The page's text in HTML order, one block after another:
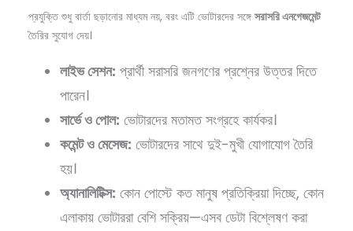
প্রযুক্তি শুধু বার্তা ছড়ানোর মাধ্যম নয়, বরং এটি ভোটারদের সঙ্গে সরাসরিএনগেজমেন্ট
তৈরির সুযোগ দেয়।
লাইভসেশন: প্রার্থী সরাসরি জনগণের প্রশ্নের উত্তর দিতে
পারেন।
সার্ভেওপোল: ভোটারদের মতামত সংগ্রহে কার্যকর।
কমেন্টওমেসেজ: ভোটারদের সাথে দুই-মুখী যোগাযোগ তৈরি
হয়।
অ্যানালিটিক্স: কোন পোস্টে কত মানুষ প্রতিক্রিয়া দিচ্ছে, কোন
এলাকায় ভোটাররা বেশি সক্রিয়—এসব ডেটা বিশ্লেষণ করা